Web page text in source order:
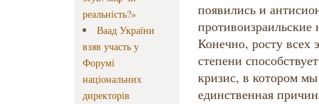
реальність?»
Ваад України
взяв участь у
Форумі
національних
директорів
появились и
противоизраильские
Конечно, росту всех
степени
кризис, в котором
единственная